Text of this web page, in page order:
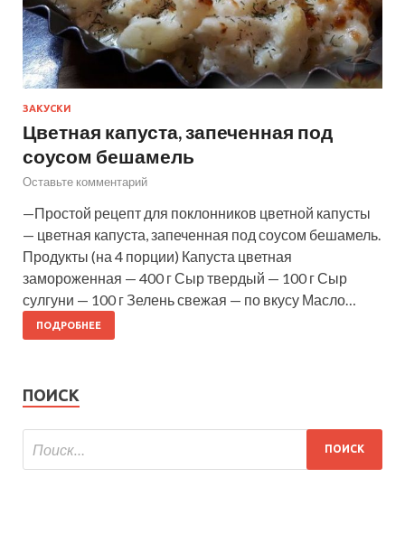
ЗАКУСКИ
Цветная капуста, запеченная под
соусом бешамель
Оставьте комментарий
—Простой рецепт для поклонников цветной капусты
— цветная капуста, запеченная под соусом бешамель.
Продукты (на 4 порции) Капуста цветная
замороженная — 400 г Сыр твердый — 100 г Сыр
сулгуни — 100 г Зелень свежая — по вкусу Масло…
ПОДРОБНЕЕ
ПОИСК